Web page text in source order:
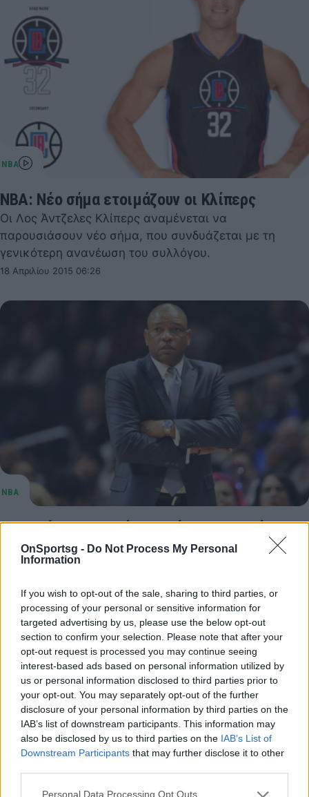
OnSportsg - Do Not Process My Personal
Information
If you wish to opt-out of the sale, sharing to third parties, or
processing of your personal or sensitive information for
targeted advertising by us, please use the below opt-out
section to confirm your selection. Please note that after your
opt-out request is processed you may continue seeing
interest-based ads based on personal information utilized by
us or personal information disclosed to third parties prior to
your opt-out. You may separately opt-out of the further
disclosure of your personal information by third parties on the
IAB’s list of downstream participants. This information may
also be disclosed by us to third parties on the IAB’s List of
Downstream Participants that may further disclose it to other
Personal Data Processing Opt Outs
NBA: Νέο σήμα ετοιμάζουν οι Κλίπερς
Οι Λος Άντζελες Κλίπερς αναμένεται να
παρουσιάσουν νέο σήμα, που συνδυάζεται με τη
γενικότερη ανανέωση του συλλόγου.
18 Απριλίου 2015 06:26
NBA: Κόουτς του μήνα οι Ρίβερς και Στίβενς
Κορυφαίος κόουτς της Ανατολής για τον Απρίλιο
αναδείχθηκε ο Μπραντ Στίβενς, ο οποίος οδήγησε
17 Απριλίου 2015 05:47